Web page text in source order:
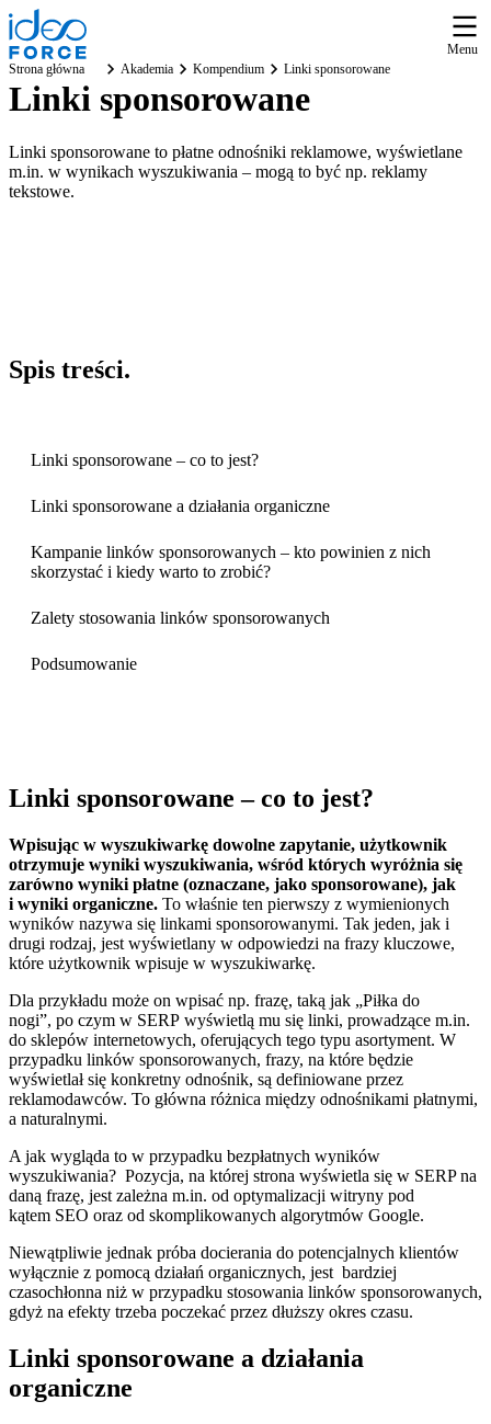
Menu
Strona główna
Akademia Kompendium Linki sponsorowane
Linki sponsorowane
Linki sponsorowane to płatne odnośniki reklamowe, wyświetlane
m.in. w wynikach wyszukiwania – mogą to być np. reklamy
tekstowe.
Spis treści.
Linki sponsorowane – co to jest?
Linki sponsorowane a działania organiczne
Kampanie linków sponsorowanych – kto powinien z nich
skorzystać i kiedy warto to zrobić?
Zalety stosowania linków sponsorowanych
Podsumowanie
Linki sponsorowane – co to jest?
Wpisując w wyszukiwarkę dowolne zapytanie, użytkownik
otrzymuje wyniki wyszukiwania, wśród których wyróżnia się
zarówno wyniki płatne (oznaczane, jako sponsorowane), jak
i wyniki organiczne. To właśnie ten pierwszy z wymienionych
wyników nazywa się linkami sponsorowanymi. Tak jeden, jak i
drugi rodzaj, jest wyświetlany w odpowiedzi na frazy kluczowe,
które użytkownik wpisuje w wyszukiwarkę.
Dla przykładu może on wpisać np. frazę, taką jak „Piłka do
nogi”, po czym w SERP wyświetlą mu się linki, prowadzące m.in.
do sklepów internetowych, oferujących tego typu asortyment. W
przypadku linków sponsorowanych, frazy, na które będzie
wyświetlał się konkretny odnośnik, są definiowane przez
reklamodawców. To główna różnica między odnośnikami płatnymi,
a naturalnymi.
A jak wygląda to w przypadku bezpłatnych wyników
wyszukiwania? Pozycja, na której strona wyświetla się w SERP na
daną frazę, jest zależna m.in. od optymalizacji witryny pod
kątem SEO oraz od skomplikowanych algorytmów Google.
Niewątpliwie jednak próba docierania do potencjalnych klientów
wyłącznie z pomocą działań organicznych, jest bardziej
czasochłonna niż w przypadku stosowania linków sponsorowanych,
gdyż na efekty trzeba poczekać przez dłuższy okres czasu.
Linki sponsorowane a działania
organiczne